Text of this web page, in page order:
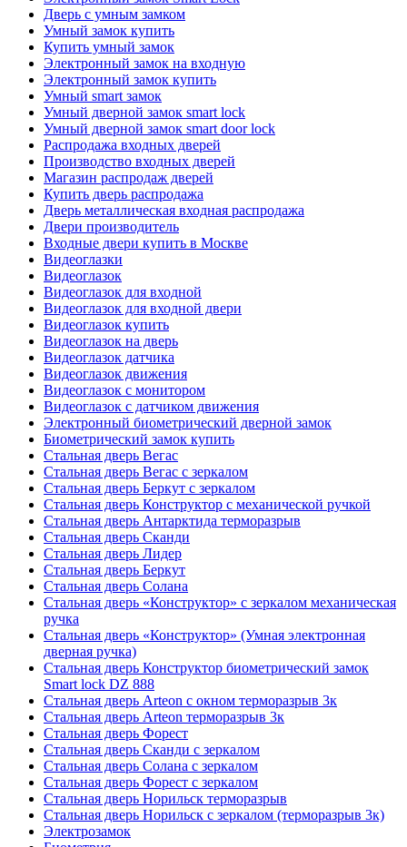
Дверь с умным замком
Умный замок купить
Купить умный замок
Электронный замок на входную
Электронный замок купить
Умный smart замок
Умный дверной замок smart lock
Умный дверной замок smart door lock
Распродажа входных дверей
Производство входных дверей
Магазин распродаж дверей
Купить дверь распродажа
Дверь металлическая входная распродажа
Двери производитель
Входные двери купить в Москве
Видеоглазки
Видеоглазок
Видеоглазок для входной
Видеоглазок для входной двери
Видеоглазок купить
Видеоглазок на дверь
Видеоглазок датчика
Видеоглазок движения
Видеоглазок с монитором
Видеоглазок с датчиком движения
Электронный биометрический дверной замок
Биометрический замок купить
Стальная дверь Вегас
Стальная дверь Вегас с зеркалом
Стальная дверь Беркут с зеркалом
Стальная дверь Конструктор с механической ручкой
Стальная дверь Антарктида терморазрыв
Стальная дверь Сканди
Стальная дверь Лидер
Стальная дверь Беркут
Стальная дверь Солана
Стальная дверь «Конструктор» с зеркалом механическая
ручка
Стальная дверь «Конструктор» (Умная электронная
дверная ручка)
Стальная дверь Конструктор биометрический замок
Smart lock DZ 888
Стальная дверь Arteon с окном терморазрыв 3к
Стальная дверь Arteon терморазрыв 3к
Стальная дверь Форест
Стальная дверь Сканди с зеркалом
Стальная дверь Солана с зеркалом
Стальная дверь Форест с зеркалом
Стальная дверь Норильск терморазрыв
Стальная дверь Норильск с зеркалом (терморазрыв 3к)
Электрозамок